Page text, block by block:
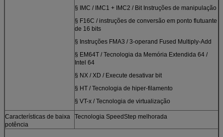
§ IMC / IMC1 + IMC2 / Bit Instruções de manipulação
§ F16C / instruções de conversão em ponto flutuante
de 16 bits
§ Instruções FMA3 / 3-operand Fused Multiply-Add
§ EM64T / Tecnologia da Memória Extendida 64 /
Intel 64
§ NX / XD / Execute desativar bit
§ HT / Tecnologia de hiper-filamento
§ VT-x / Tecnologia de virtualização
Características de baixa
potência
Tecnologia SpeedStep melhorada